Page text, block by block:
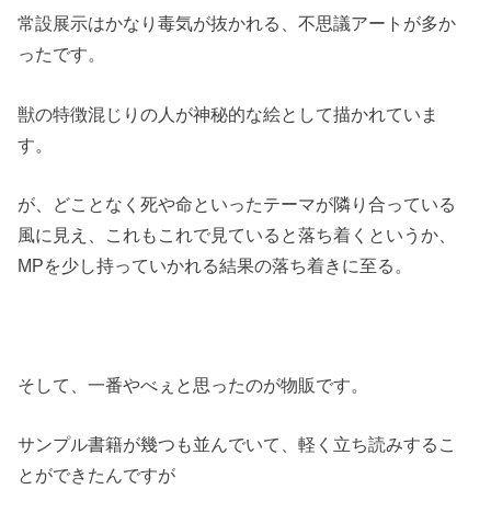
常設展示はかなり毒気が抜かれる、不思議アートが多か
ったです。
獣の特徴混じりの人が神秘的な絵として描かれていま
す。
が、どことなく死や命といったテーマが隣り合っている
風に見え、これもこれで見ていると落ち着くというか、
MPを少し持っていかれる結果の落ち着きに至る。
そして、一番やべぇと思ったのが物販です。
サンプル書籍が幾つも並んでいて、軽く立ち読みするこ
とができたんですが